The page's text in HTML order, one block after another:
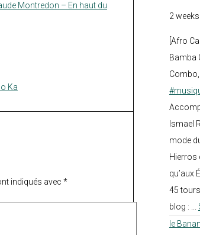
Montredon – En haut du
Ka
indiqués avec *
2
[Afro
Bamba
Ismael
mode
Hierros
qu’aux
45
blog :
le